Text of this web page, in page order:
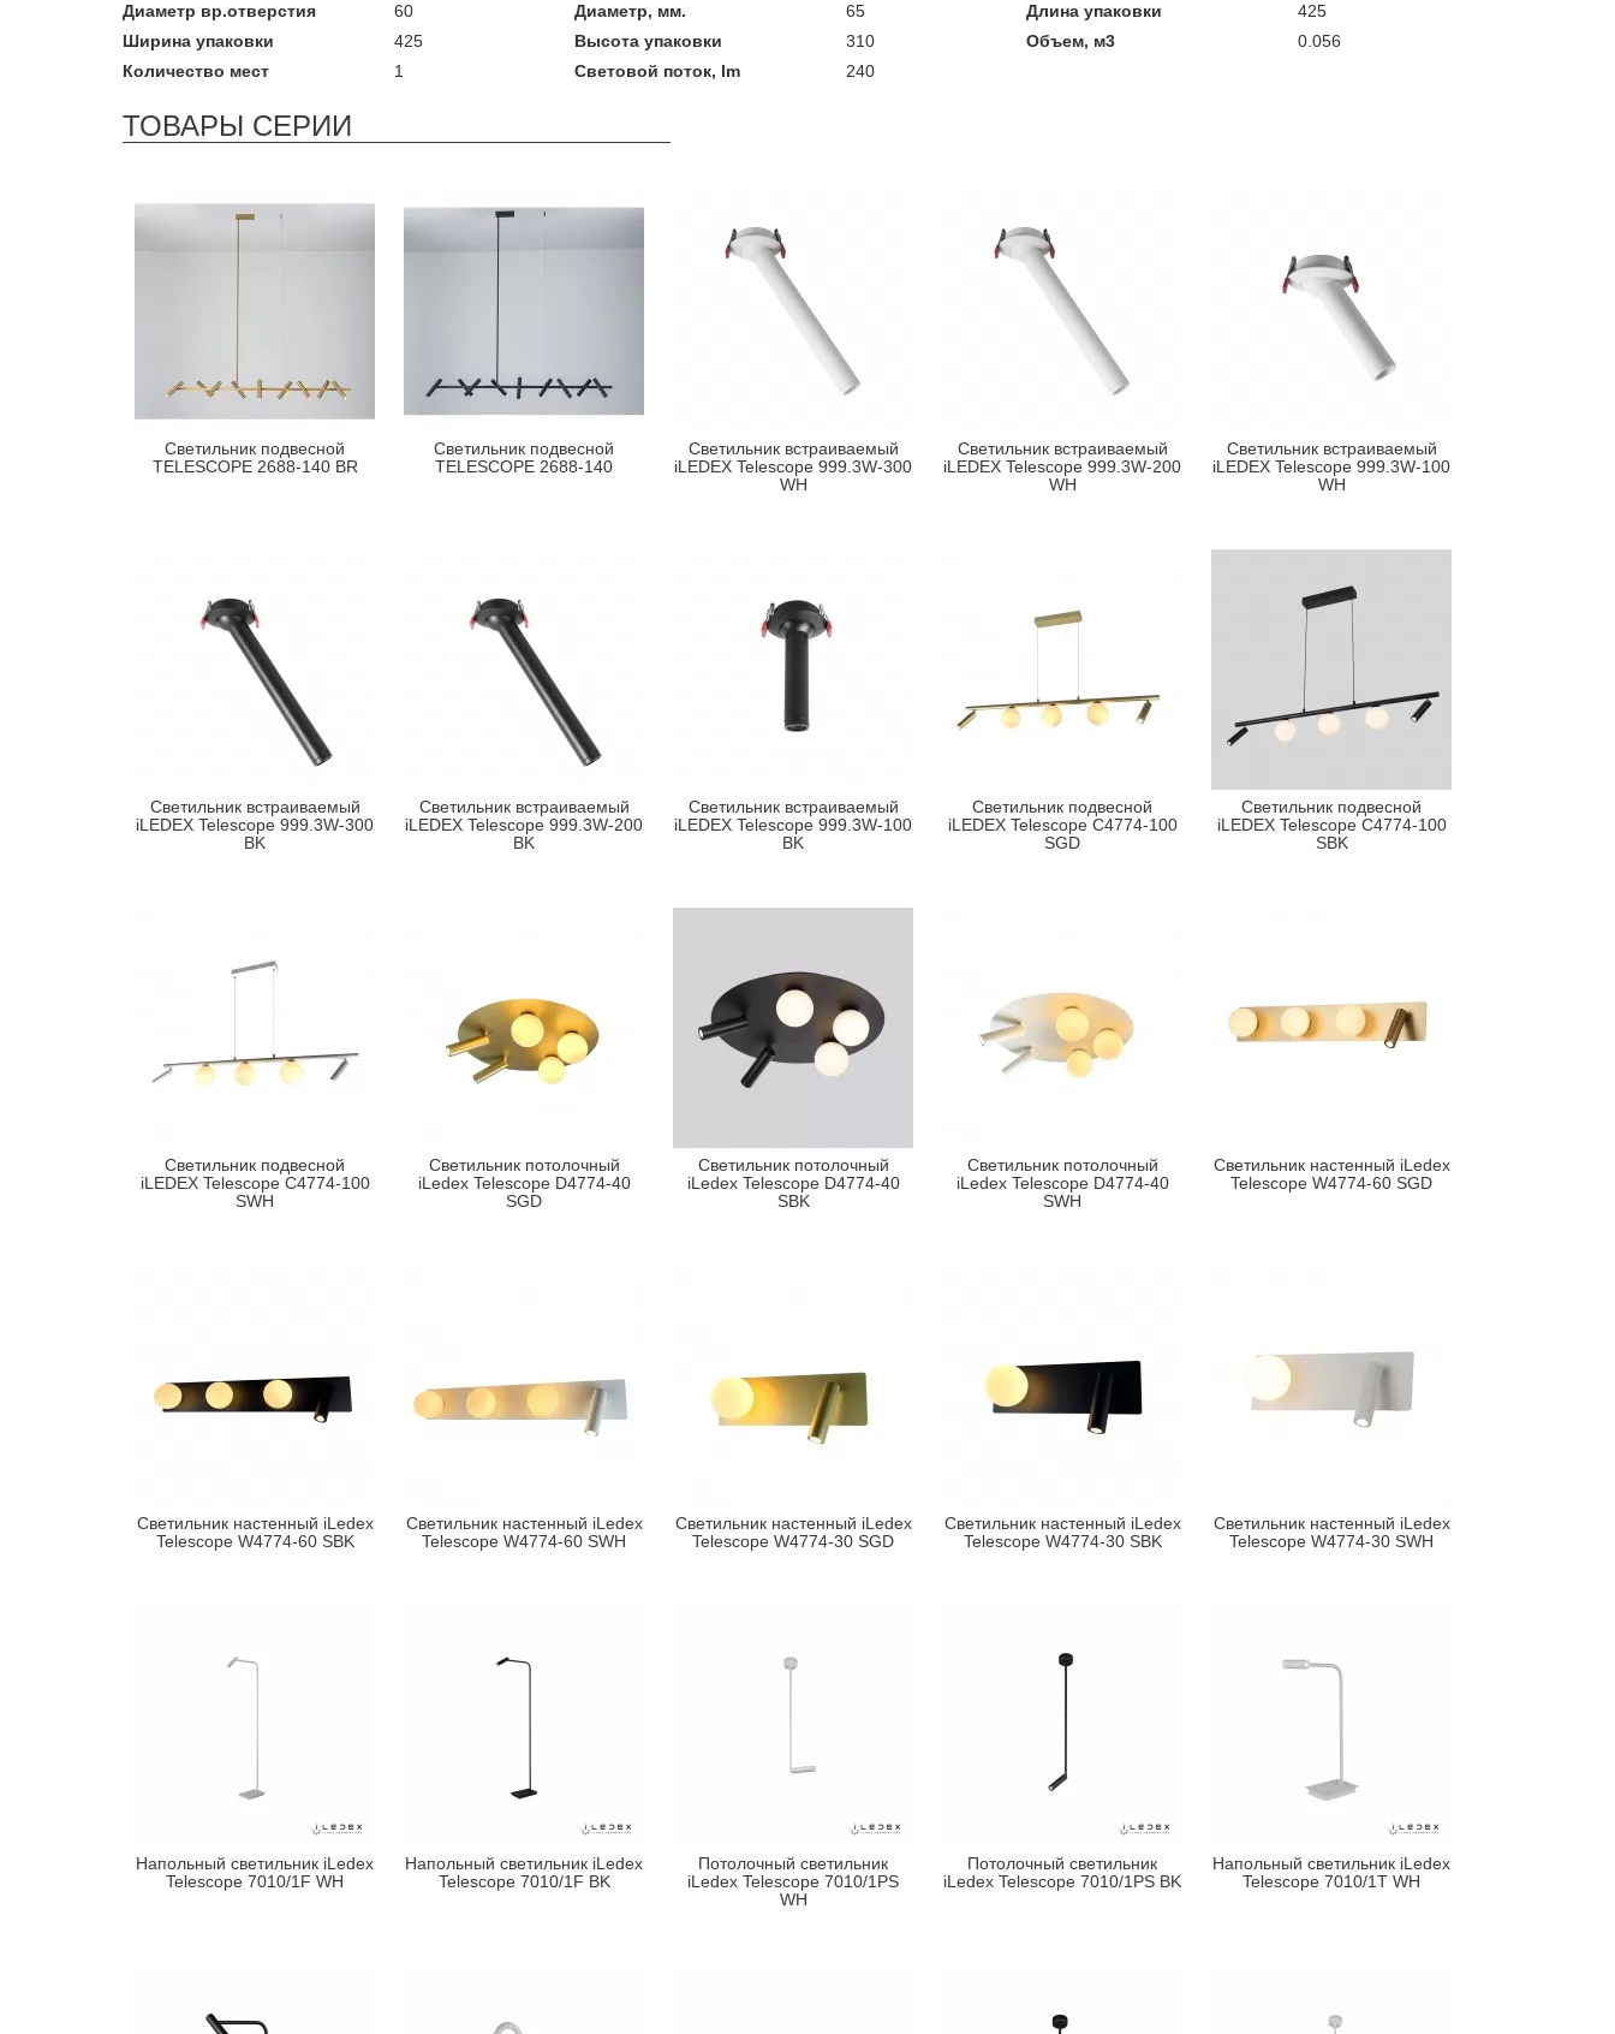
Диаметр вр.отверстия
60 Диаметр, мм. 65 Длина упаковки
425
Ширина упаковки
425 Высота упаковки 310 Объем, м3
0.056
Количество мест
1 Световой поток, lm 240
ТОВАРЫ СЕРИИ
Светильник подвесной
TELESCOPE 2688-140 BR
Светильник подвесной
TELESCOPE 2688-140
Светильник встраиваемый
iLEDEX Telescope 999.3W-300
WH
Светильник встраиваемый
iLEDEX Telescope 999.3W-200
WH
Светильник встраиваемый
iLEDEX Telescope 999.3W-100
WH
Светильник встраиваемый
iLEDEX Telescope 999.3W-300
BK
Светильник встраиваемый
iLEDEX Telescope 999.3W-200
BK
Светильник встраиваемый
iLEDEX Telescope 999.3W-100
BK
Светильник подвесной
iLEDEX Telescope C4774-100
SGD
Светильник подвесной
iLEDEX Telescope C4774-100
SBK
Светильник подвесной
iLEDEX Telescope C4774-100
SWH
Светильник потолочный
iLedex Telescope D4774-40
SGD
Светильник потолочный
iLedex Telescope D4774-40
SBK
Светильник потолочный
iLedex Telescope D4774-40
SWH
Светильник настенный iLedex
Telescope W4774-60 SGD
Светильник настенный iLedex
Telescope W4774-60 SBK
Светильник настенный iLedex
Telescope W4774-60 SWH
Светильник настенный iLedex
Telescope W4774-30 SGD
Светильник настенный iLedex
Telescope W4774-30 SBK
Светильник настенный iLedex
Telescope W4774-30 SWH
Напольный светильник iLedex
Telescope 7010/1F WH
Напольный светильник iLedex
Telescope 7010/1F BK
Потолочный светильник
iLedex Telescope 7010/1PS
WH
Потолочный светильник
iLedex Telescope 7010/1PS BK
Напольный светильник iLedex
Telescope 7010/1T WH